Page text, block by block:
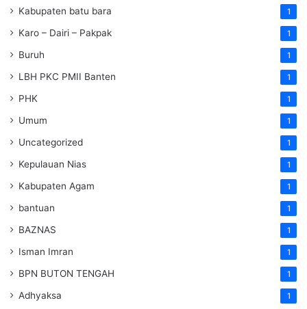
Kabupaten batu bara 1
Karo – Dairi – Pakpak 1
Buruh 1
LBH PKC PMII Banten 1
PHK 1
Umum 1
Uncategorized 1
Kepulauan Nias 1
Kabupaten Agam 1
bantuan 1
BAZNAS 1
Isman Imran 1
BPN BUTON TENGAH 1
Adhyaksa 1